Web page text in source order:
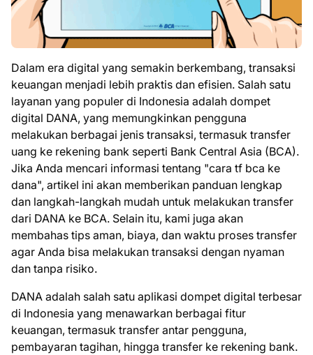
Dalam era digital yang semakin berkembang, transaksi
keuangan menjadi lebih praktis dan efisien. Salah satu
layanan yang populer di Indonesia adalah dompet
digital DANA, yang memungkinkan pengguna
melakukan berbagai jenis transaksi, termasuk transfer
uang ke rekening bank seperti Bank Central Asia (BCA).
Jika Anda mencari informasi tentang "cara tf bca ke
dana", artikel ini akan memberikan panduan lengkap
dan langkah-langkah mudah untuk melakukan transfer
dari DANA ke BCA. Selain itu, kami juga akan
membahas tips aman, biaya, dan waktu proses transfer
agar Anda bisa melakukan transaksi dengan nyaman
dan tanpa risiko.
DANA adalah salah satu aplikasi dompet digital terbesar
di Indonesia yang menawarkan berbagai fitur
keuangan, termasuk transfer antar pengguna,
pembayaran tagihan, hingga transfer ke rekening bank.